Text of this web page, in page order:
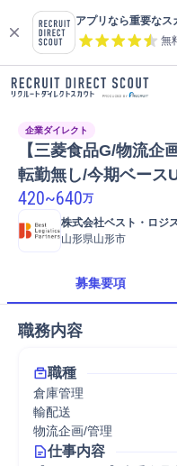
アプリなら重要なス
無
企業ダイレクト
【三菱食品G/物流企
転勤無し/今期ベース
420~640万
株式会社ベスト・ロジ
山形県山形市
募集要項
職務内容
職種
倉庫管理
輸配送
物流企画/管理
仕事内容